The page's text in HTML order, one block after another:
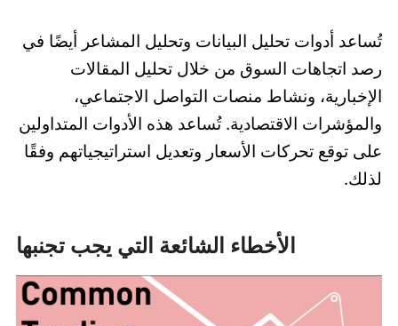
تُساعد أدوات تحليل البيانات وتحليل المشاعر أيضًا في
رصد اتجاهات السوق من خلال تحليل المقالات
الإخبارية، ونشاط منصات التواصل الاجتماعي،
والمؤشرات الاقتصادية. تُساعد هذه الأدوات المتداولين
على توقع تحركات الأسعار وتعديل استراتيجياتهم وفقًا
لذلك.
الأخطاء الشائعة التي يجب تجنبها